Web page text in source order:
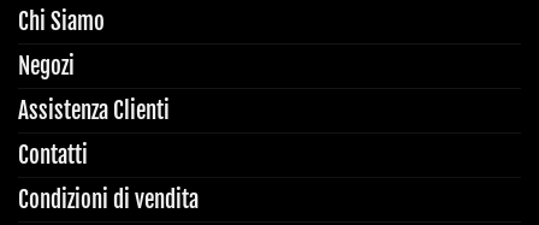
Chi Siamo
Negozi
Assistenza Clienti
Contatti
Condizioni di vendita